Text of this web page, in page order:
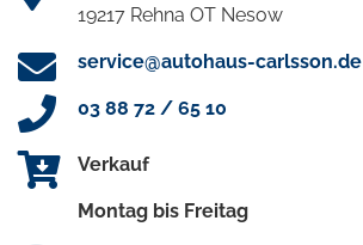
19217 Rehna OT Nesow
service@autohaus-carlsson.de
03 88 72 / 65 10
Verkauf
Montag bis Freitag